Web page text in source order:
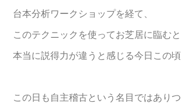
台本分析ワークショップを経て、
このテクニックを使ってお芝居に臨むと
本当に説得力が違うと感じる今日この頃
この日も自主稽古という名目ではあり